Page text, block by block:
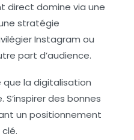
direct domine via une
stratégie
Instagram ou
part d’audience.
la digitalisation
des bonnes
un positionnement